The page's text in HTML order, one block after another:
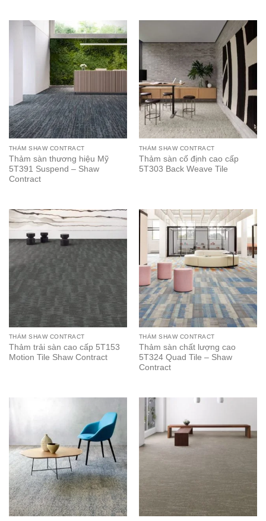
THẢM SHAW CONTRACT
Thảm sàn thương hiệu Mỹ
5T391 Suspend – Shaw
Contract
THẢM SHAW CONTRACT
Thảm sàn cố định cao cấp
5T303 Back Weave Tile
THẢM SHAW CONTRACT
Thảm trải sàn cao cấp 5T153
Motion Tile Shaw Contract
THẢM SHAW CONTRACT
Thảm sàn chất lượng cao
5T324 Quad Tile – Shaw
Contract